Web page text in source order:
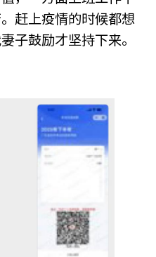
赶上疫情的时候都想
子鼓励才坚持下来。